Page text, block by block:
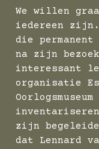
We willen
iedereen zijn.
die
na zijn
interessant
organisatie
zijn
dat Lennard